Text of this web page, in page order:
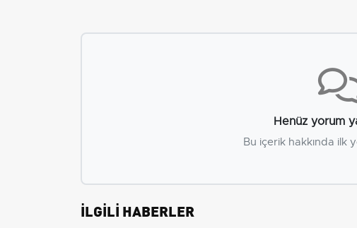
Henüz yorum
Bu içerik hakkında ilk
İLGİLİ HABERLER